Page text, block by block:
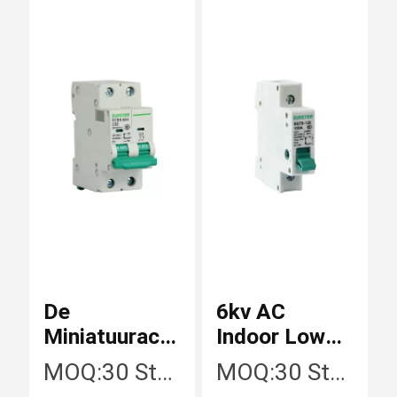
Gelijkstroomstroomonderbrekers
Gelijkstroom-schommelingsbeschermer
Gelijkstroom-Zekeringshouder
6kv AC
Indoor Low
Voltage 100A
Isolation
MOQ:30 Stuk/Stukken
De
Miniatuurac
Stroomonderbrekers
van Ce 6KA
MOQ:30 Stuk/Stukken